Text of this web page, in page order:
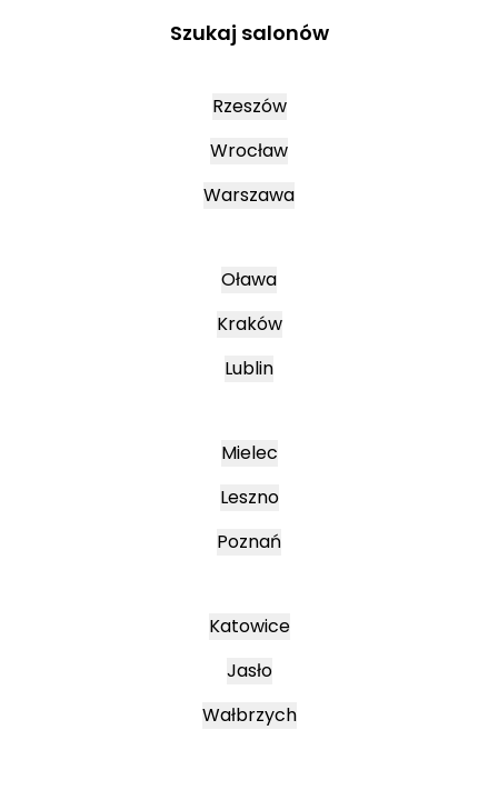
Szukaj salonów
Rzeszów
Wrocław
Warszawa
Oława
Kraków
Lublin
Mielec
Leszno
Poznań
Katowice
Jasło
Wałbrzych